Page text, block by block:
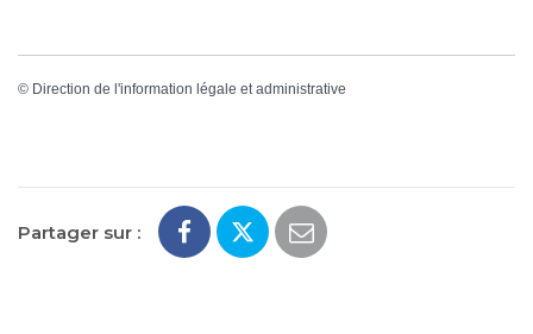
© Direction de l'information légale et administrative
Partager sur :